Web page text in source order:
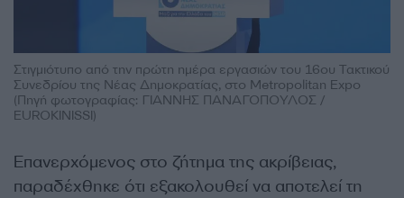
Στιγμιότυπο από την πρώτη ημέρα εργασιών του 16ου Τακτικού
Συνεδρίου της Νέας Δημοκρατίας, στο Metropolitan Expo
(Πηγή φωτογραφίας: ΓΙΑΝΝΗΣ ΠΑΝΑΓΟΠΟΥΛΟΣ /
EUROKINISSI)
Επανερχόμενος στο ζήτημα της ακρίβειας,
παραδέχθηκε ότι εξακολουθεί να αποτελεί τη